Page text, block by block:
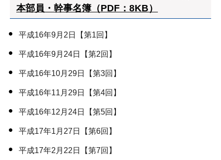
本部員・幹事名簿（PDF：8KB）
平成16年9月2日【第1回】
平成16年9月24日【第2回】
平成16年10月29日【第3回】
平成16年11月29日【第4回】
平成16年12月24日【第5回】
平成17年1月27日【第6回】
平成17年2月22日【第7回】